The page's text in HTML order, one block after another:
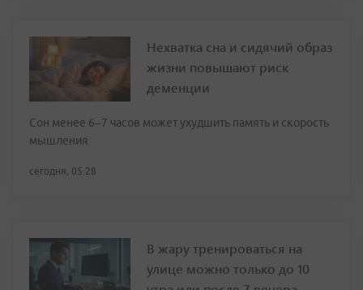
Нехватка сна и сидячий образ
жизни повышают риск
деменции
Сон менее 6–7 часов может ухудшить память и скорость
мышления
сегодня, 05:28
В жару тренироваться на
улице можно только до 10